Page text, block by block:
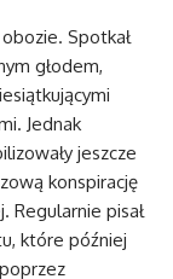
Spotkał
głodem,
Jednak
jeszcze
konspirację
Regularnie pisał
które później